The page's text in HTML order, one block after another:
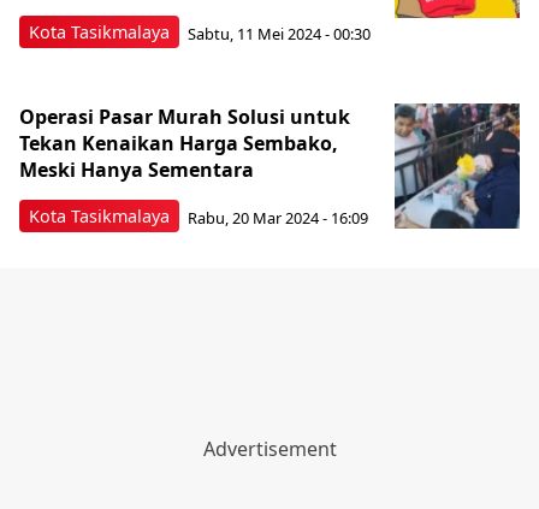
Kota Tasikmalaya Sabtu, 11 Mei 2024 - 00:30
Kota Tasikmalaya
Operasi Pasar Murah Solusi untuk
Tekan Kenaikan Harga Sembako,
Meski Hanya Sementara
Rabu, 20 Mar 2024 - 16:09